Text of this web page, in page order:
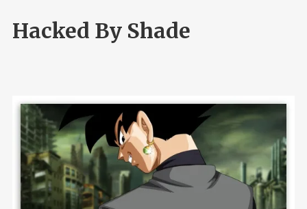
CONTACTO
Hacked By Shade